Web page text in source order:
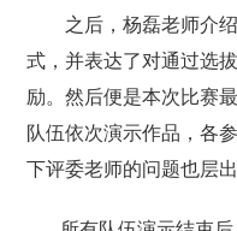
之后，杨磊老师介
式，并表达了对通过选
励。然后便是本次比赛
队伍依次演示作品，各
下评委老师的问题也层出